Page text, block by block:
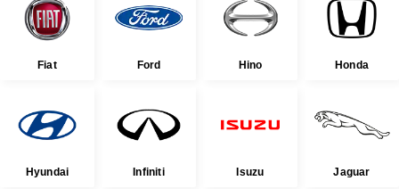
Fiat Ford Hino Honda
Hyundai Infiniti Isuzu Jaguar